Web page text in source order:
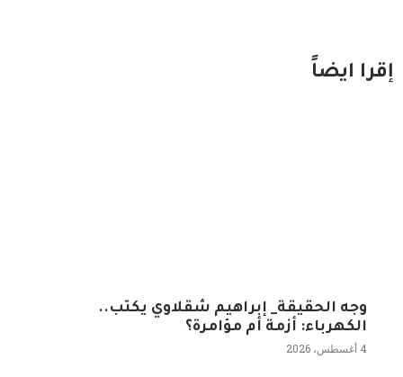
إقرا ايضاً
وجه الحقيقة_ إبراهيم شقلاوي يكتب..
الكهرباء: أزمة أم مؤامرة؟
4 أغسطس، 2026